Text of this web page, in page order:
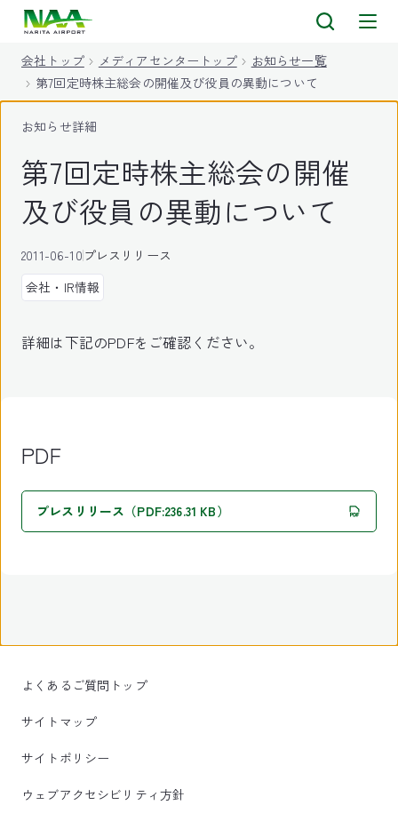
会社トップ メディアセンタートップ
お知らせ一覧
第7回定時株主総会の開催及び役員の異動について
お知らせ詳細
第7回定時株主総会の開催
及び役員の異動について
2011-06-10プレスリリース
会社・IR情報
詳細は下記のPDFをご確認ください。
PDF
プレスリリース（PDF:236.31 KB）
よくあるご質問トップ
サイトマップ
サイトポリシー
ウェブアクセシビリティ方針